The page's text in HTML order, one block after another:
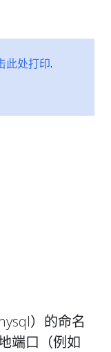
此处打印.
）的命名
端口（例如